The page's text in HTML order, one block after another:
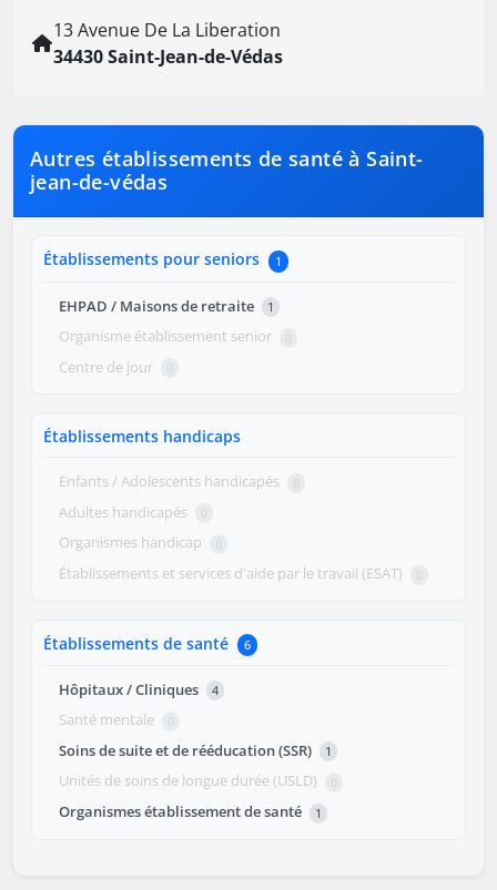
13 Avenue De La Liberation
34430 Saint-Jean-de-Védas
Autres établissements de santé à Saint-
jean-de-védas
Établissements pour seniors 1
EHPAD / Maisons de retraite 1
Organisme établissement senior 0
Centre de jour 0
Établissements handicaps
Enfants / Adolescents handicapés 0
Adultes handicapés 0
Organismes handicap 0
Établissements et services d'aide par le travail (ESAT) 0
Établissements de santé 6
Hôpitaux / Cliniques 4
Santé mentale 0
Soins de suite et de rééducation (SSR) 1
Unités de soins de longue durée (USLD) 0
Organismes établissement de santé 1